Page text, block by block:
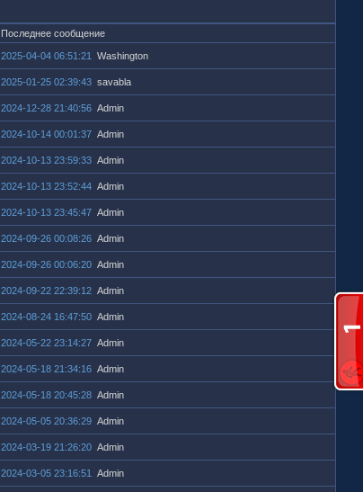
Последнее сообщение
2025-04-04 06:51:21 Washington
2025-01-25 02:39:43 savabla
2024-12-28 21:40:56 Admin
2024-10-14 00:01:37 Admin
2024-10-13 23:59:33 Admin
2024-10-13 23:52:44 Admin
2024-10-13 23:45:47 Admin
2024-09-26 00:08:26 Admin
2024-09-26 00:06:20 Admin
2024-09-22 22:39:12 Admin
2024-08-24 16:47:50 Admin
2024-05-22 23:14:27 Admin
2024-05-18 21:34:16 Admin
2024-05-18 20:45:28 Admin
2024-05-05 20:36:29 Admin
2024-03-19 21:26:20 Admin
2024-03-05 23:16:51 Admin